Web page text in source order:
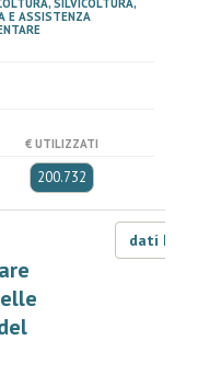
SILVICOLTURA,
E ASSISTENZA
€ UTILIZZATI
200.732
dati LOD